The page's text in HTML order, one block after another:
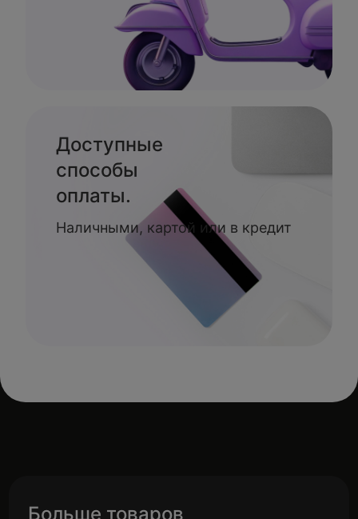
Доступные
способы
оплаты.
Наличными, картой или в кредит
Больше товаров